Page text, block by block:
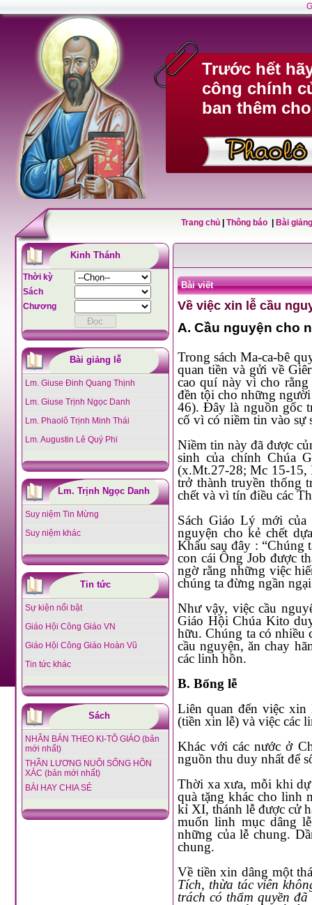
Trước hết
công chính
ban thêm cho
Trang chủ Thông báo Bài
Kinh Thánh
Thời kỳ
Sách
Chương
Bài giảng lễ
Lm. Giuse Đinh Quang Thịnh
Lm. Giuse Trịnh Ngọc Danh
Lm. Phaolô Trịnh Minh Thái
Lm. Augustin Lê Quý Phi
Lm. Trịnh Ngọc Danh
Suy niệm Tin Mừng
Suy niệm khác
Tin tức
Sự kiện nổi bật
Giáo Hội Công Giáo VN
Giáo Hội Công Giáo Hoàn Vũ
Tin tức khác
Sách
NHÂN BẢN THEO KI-TÔ GIÁO (bản
mới nhất)
THẦN LƯƠNG NUÔI SỐNG HỒN
XÁC (bản mới nhất)
BÀI HAY CHIA SẺ
Bài viết
Về việc xin lễ cầu
A. Cầu nguyện cho
Trong sách Ma-ca-bê quyển thứ 2 kể lại việc « Ông Giuđa quyên được khoảng hai ngàn
quan tiền và gửi về
cao quí này vì cho rằng ngươì chết
đền tội cho những người đã chết để họ được giải
46). Đây là nguồn gốc trong Kinh Thánh Cựu Ước về việc cầu nguyện cho người quá
cố vì có niềm
Niềm tin này đã được củng cố vững vàng hơn với biến cố lich sử về cuộc tử nạn và phục
sinh của chính Chúa Giê-
(x.Mt.27-28; Mc 15-15, Lc 23-24;
trở thành truyền thống trong Giáo Hội cho
Sách Giáo Lý mới của Giáo Hội qua số 958 và số 1032 đã khuyến khích việc cầu
nguyện cho kẻ chết dựa
Khẩu sau đây : “Chúng ta hãy
con cái Ông Job được thanh luyện nhờ
ngờ rằng những việc hiến dâng của chúng ta sẽ đem lại
Như vậy, việc cầu nguyện cho các tín hữu đã qua đời đã có từ thời Cựu Ước và được
Giáo Hội Chúa Kito duy trì
hữu. Chúng ta có nhiều cách làm hữu ích
cầu nguyện, ăn chay hãm mình đền tội, làm việc bác ái
các linh hồn.
B. Bổng lễ
Liên quan đến việc xin
(tiền xin lễ) và việc các
Khác với các nước ở Châu Âu và Mỹ, linh mục Việt Nam không được trả lương nên
Thời xa xưa, mỗi khi dự
quà tặng khác cho linh
kỉ XI, thánh lễ được cử hành cách thường xuyên hơn. Sự kiện
muốn linh mục dâng lễ riêng cho mình và họ dâng thêm một bổng lễ riêng, ngoài
những của lễ chung. Dần dần, những bổng lễ riêng đã hầu như thay thế những của lễ
chung.
Về tiền xin dâng một
Tích, thừa tác viên không được
trách có thẩm quyền đã ấn định; và phải